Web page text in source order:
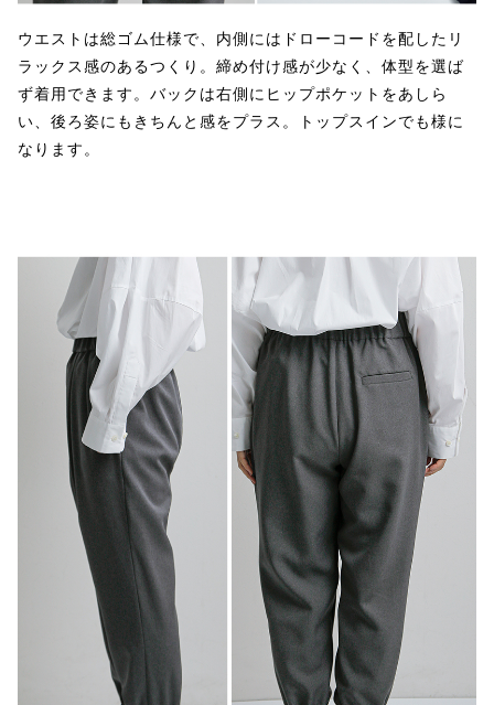
ウエストは総ゴム仕様で、内側にはドローコードを配したリ
ラックス感のあるつくり。締め付け感が少なく、体型を選ば
ず着用できます。バックは右側にヒップポケットをあしら
い、後ろ姿にもきちんと感をプラス。トップスインでも様に
なります。